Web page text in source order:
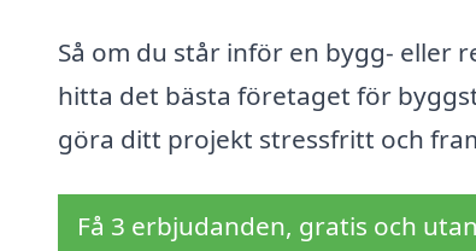
Så om du står inför en bygg-
hitta det bästa företaget för
göra ditt projekt stressfritt och
Få 3 erbjudanden, gratis och